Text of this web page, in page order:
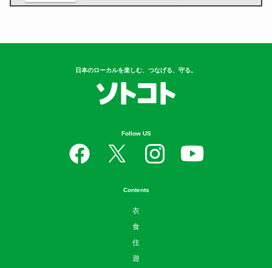
日本のローカルを楽しむ、つなげる、守る。
Follow US
Contents
衣
食
住
遊